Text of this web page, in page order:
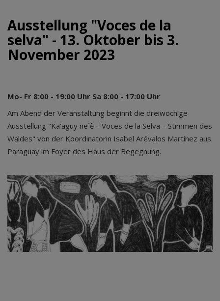
Ausstellung "Voces de la
selva" - 13. Oktober bis 3.
November 2023
Mo- Fr 8:00 - 19:00 Uhr Sa 8:00 - 17:00 Uhr
Am Abend der Veranstaltung beginnt die dreiwöchige
Ausstellung "Ka‘aguy ñe`ẽ – Voces de la Selva – Stimmen des
Waldes" von der Koordinatorin Isabel Arévalos Martínez aus
Paraguay im Foyer des Haus der Begegnung.